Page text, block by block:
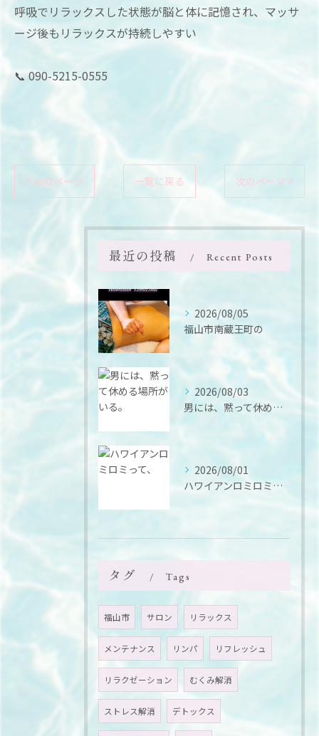
呼吸でリラックスした状態が脳と体に記憶され、マッサ
ージ後もリラックスが持続しやすい
📞 090-5215-0555
< 前のページ 一覧に戻る 次のページ >
最近の投稿 Recent Posts
2026/08/05
福山市南蔵王町の
2026/08/03
男には、黙って休める場所がいる。
2026/08/01
ハワイアンロミロミって、
タグ Tags
福山市 サロン リラックス
メンテナンス リンパ リフレッシュ
リラクゼーション むくみ解消
ストレス解消 デトックス